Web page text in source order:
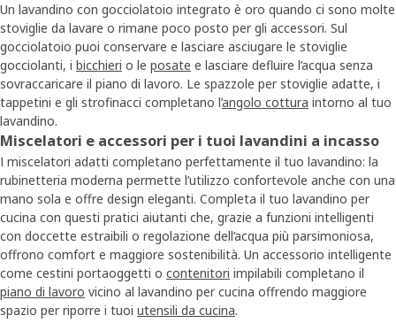
Un lavandino con gocciolatoio integrato è oro quando ci sono molte
stoviglie da lavare o rimane poco posto per gli accessori. Sul
gocciolatoio puoi conservare e lasciare asciugare le stoviglie
gocciolanti, i bicchieri o le posate e lasciare defluire l’acqua senza
sovraccaricare il piano di lavoro. Le spazzole per stoviglie adatte, i
tappetini e gli strofinacci completano l’angolo cottura intorno al tuo
lavandino.
Miscelatori e accessori per i tuoi lavandini a incasso
I miscelatori adatti completano perfettamente il tuo lavandino: la
rubinetteria moderna permette l’utilizzo confortevole anche con una
mano sola e offre design eleganti. Completa il tuo lavandino per
cucina con questi pratici aiutanti che, grazie a funzioni intelligenti
con doccette estraibili o regolazione dell’acqua più parsimoniosa,
offrono comfort e maggiore sostenibilità. Un accessorio intelligente
come cestini portaoggetti o contenitori impilabili completano il
piano di lavoro vicino al lavandino per cucina offrendo maggiore
spazio per riporre i tuoi utensili da cucina.